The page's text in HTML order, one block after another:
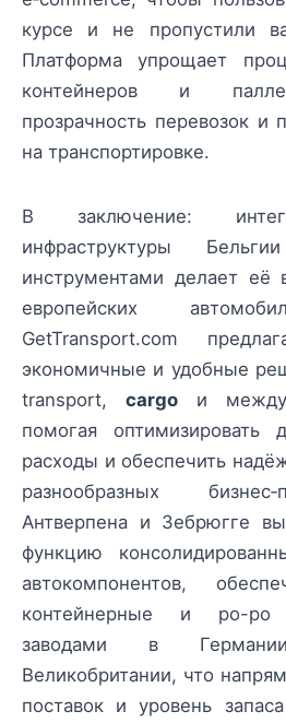
курсе и не пропустили
Платформа упрощает
контейнеров и
прозрачность перевозок и
на транспортировке.
В заключение:
инфраструктуры
инструментами делает
европейских
GetTransport.com
экономичные и удобные
transport, cargo и
помогая оптимизировать
расходы и обеспечить
разнообразных
Антверпена и Зебрюгге
функцию
автокомпонентов,
контейнерные и ро-ро
заводами в
Великобритании, что
поставок и уровень